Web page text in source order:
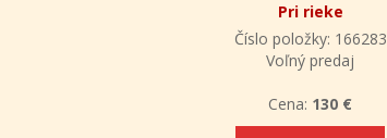
Pri rieke
Číslo položky: 166283
Voľný predaj
Cena: 130 €